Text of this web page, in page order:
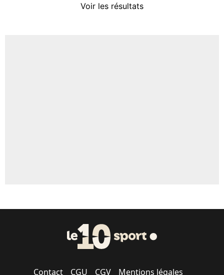
Voir les résultats
Contact CGU CGV Mentions légales